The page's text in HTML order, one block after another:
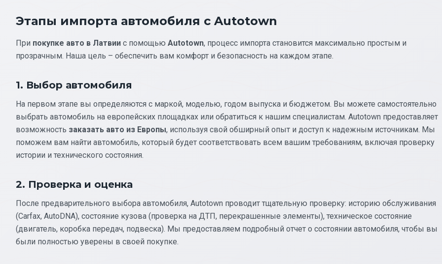
Этапы импорта автомобиля с Autotown
При покупке авто в Латвии с помощью Autotown, процесс импорта становится максимально простым и
прозрачным. Наша цель – обеспечить вам комфорт и безопасность на каждом этапе.
1. Выбор автомобиля
На первом этапе вы определяются с маркой, моделью, годом выпуска и бюджетом. Вы можете самостоятельно
выбрать автомобиль на европейских площадках или обратиться к нашим специалистам. Autotown предоставляет
возможность заказать авто из Европы, используя свой обширный опыт и доступ к надежным источникам. Мы
поможем вам найти автомобиль, который будет соответствовать всем вашим требованиям, включая проверку
истории и технического состояния.
2. Проверка и оценка
После предварительного выбора автомобиля, Autotown проводит тщательную проверку: историю обслуживания
(Carfax, AutoDNA), состояние кузова (проверка на ДТП, перекрашенные элементы), техническое состояние
(двигатель, коробка передач, подвеска). Мы предоставляем подробный отчет о состоянии автомобиля, чтобы вы
были полностью уверены в своей покупке.